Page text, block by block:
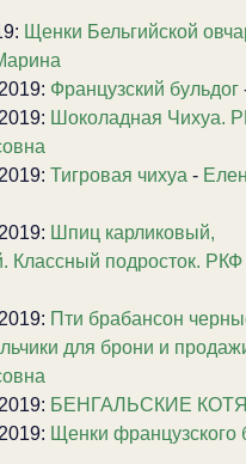
Щенки Бельгийской
Французский бульдог
Шоколадная Чихуа.
Тигровая чихуа -
Шпиц карликовый,
Классный подросток. РКФ
Пти брабансон
для брони и
БЕНГАЛЬСКИЕ
Щенки французского